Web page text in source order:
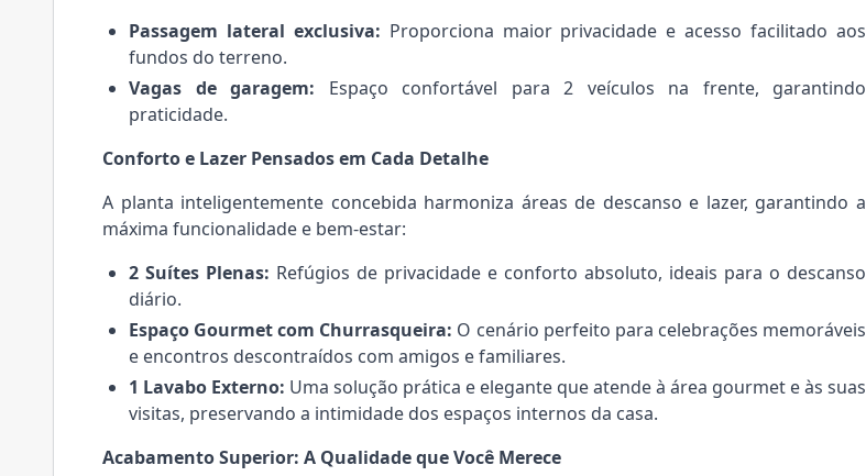
Passagem lateral exclusiva: Proporciona maior privacidade e acesso facilitado aos
fundos do terreno.
Vagas de garagem: Espaço confortável para 2 veículos na frente, garantindo
praticidade.
Conforto e Lazer Pensados em Cada Detalhe
A planta inteligentemente concebida harmoniza áreas de descanso e lazer, garantindo a
máxima funcionalidade e bem-estar:
2 Suítes Plenas: Refúgios de privacidade e conforto absoluto, ideais para o descanso
diário.
Espaço Gourmet com Churrasqueira: O cenário perfeito para celebrações memoráveis
e encontros descontraídos com amigos e familiares.
1 Lavabo Externo: Uma solução prática e elegante que atende à área gourmet e às suas
visitas, preservando a intimidade dos espaços internos da casa.
Acabamento Superior: A Qualidade que Você Merece